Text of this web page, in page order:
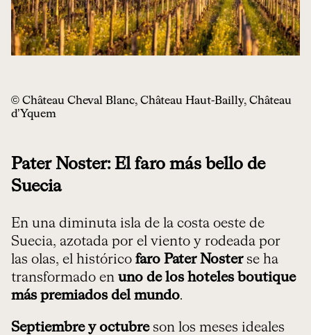
© Château Cheval Blanc, Château Haut-Bailly, Château
d’Yquem
Pater Noster: El faro más bello de
Suecia
En una diminuta isla de la costa oeste de
Suecia, azotada por el viento y rodeada por
las olas, el histórico faro Pater Noster se ha
transformado en uno de los hoteles boutique
más premiados del mundo.
Septiembre y octubreson los meses ideales